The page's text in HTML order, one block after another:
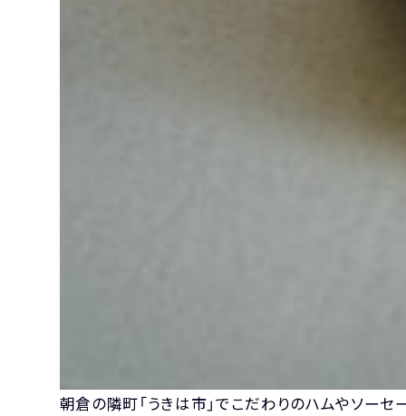
朝倉の隣町「うきは市」でこだわりのハムやソー